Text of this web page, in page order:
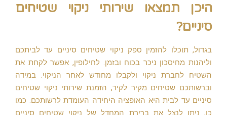
היכן תמצאו שירותי ניקוי שטיחים
סיניים?
בגדול, תוכלו להזמין ספק ניקוי שטיחים סיניים עד לביתכם
וליהנות מחיסכון ניכר בכוח ובזמן. לחילופין, אפשר לקחת את
השטיח לחברת ניקוי ולקבלו מחודש לאחר הניקוי. במידה
וברשותכם שטיחים מקיר לקיר, הזמנת שירותי ניקוי שטיחים
סיניים עד לבית היא האופציה היחידה העומדת לרשותכם. כמו
כן, ניתן לנצל את ברירת המחדל של ניקוי שטיחים סיניים